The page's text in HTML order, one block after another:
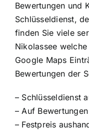
Bewertungen und
Schlüsseldienst,
finden Sie viele
Nikolassee
Google Maps
Bewertungen der
– Schlüsseldienst
– Auf
– Festpreis